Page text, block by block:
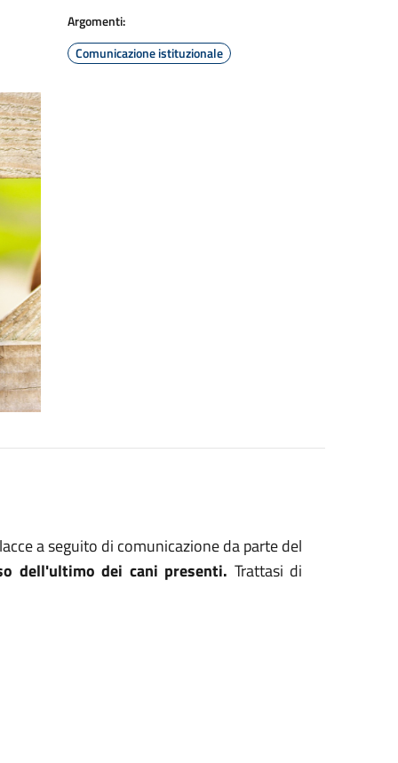
Argomenti:
Comunicazione istituzionale
a seguito di comunicazione da parte del
dell'ultimo dei cani presenti. Trattasi di